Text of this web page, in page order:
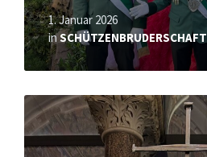
1. Januar 2026
inSCHÜTZENBRUDERSCHAFT
Mehr
erfahren